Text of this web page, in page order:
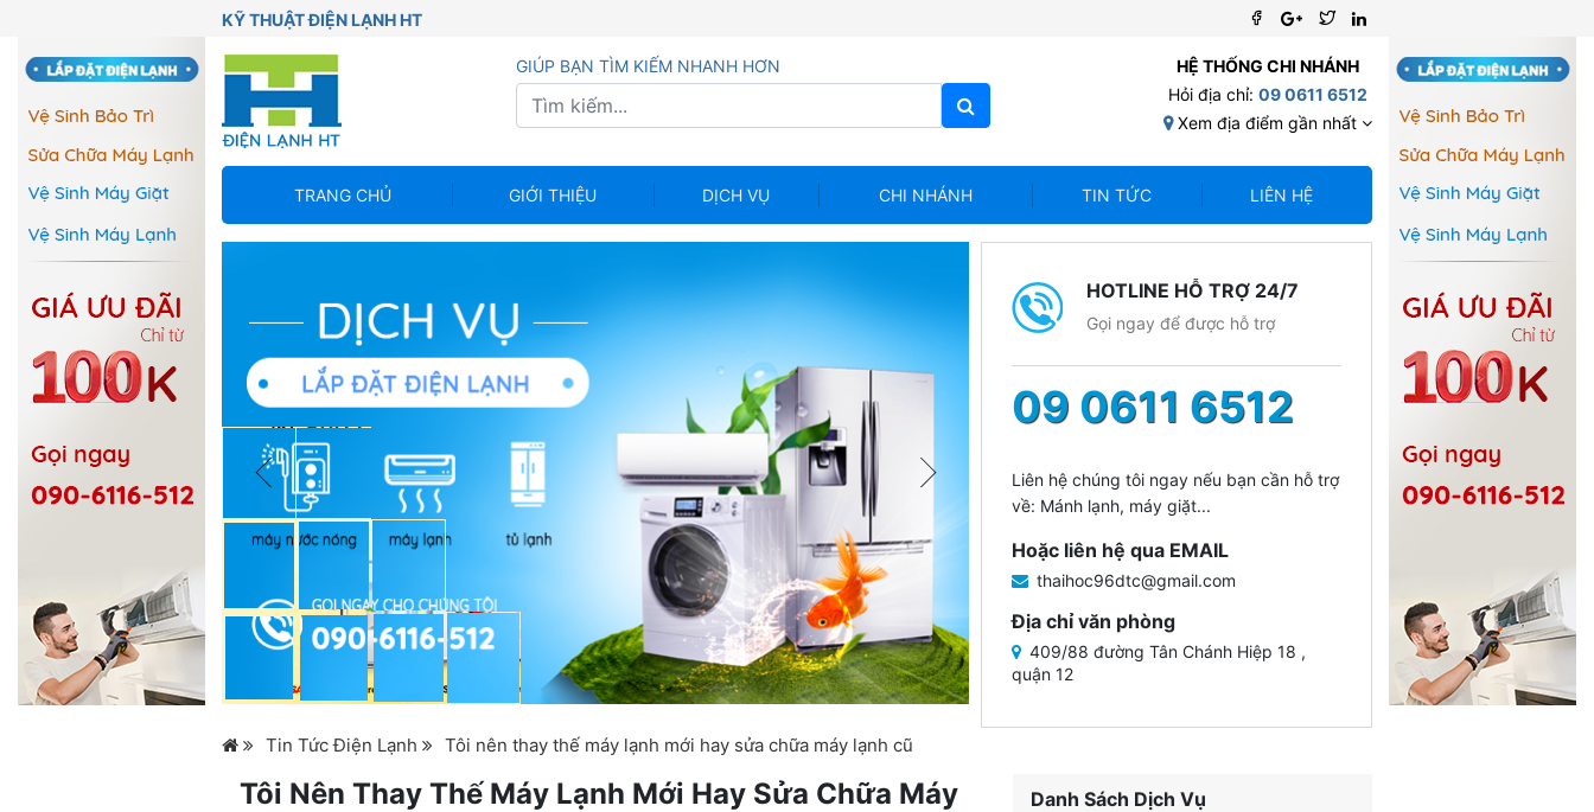
KỸ THUẬT ĐIỆN LẠNH HT
GIÚP BẠN TÌM KIẾM NHANH HƠN
HỆ THỐNG CHI NHÁNH
Hỏi địa chỉ: 09 0611 6512
Xem địa điểm gần nhất
TRANG CHỦ GIỚI THIỆU DỊCH VỤ CHI NHÁNH TIN TỨC LIÊN HỆ
HOTLINE HỖ TRỢ 24/7
Gọi ngay để được hỗ trợ
09 0611 6512
Liên hệ chúng tôi ngay nếu bạn cần hỗ trợ
về: Mánh lạnh, máy giặt...
Hoặc liên hệ qua EMAIL
thaihoc96dtc@gmail.com
Địa chỉ văn phòng
409/88 đường Tân Chánh Hiệp 18 ,
quận 12
Tin Tức Điện Lạnh Tôi nên thay thế máy lạnh mới hay sửa chữa máy lạnh cũ
Tôi Nên Thay Thế Máy Lạnh Mới Hay Sửa Chữa Máy
Danh Sách Dịch Vụ